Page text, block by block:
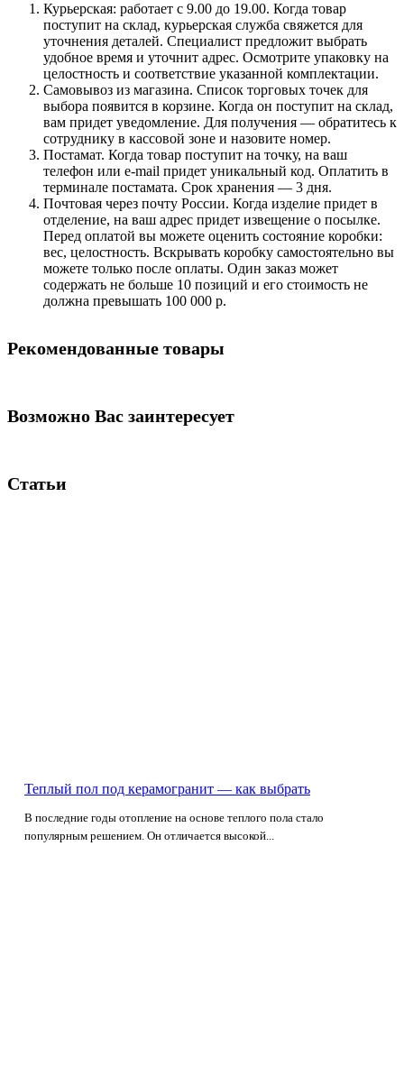
Курьерская: работает с 9.00 до 19.00. Когда товар
поступит на склад, курьерская служба свяжется для
уточнения деталей. Специалист предложит выбрать
удобное время и уточнит адрес. Осмотрите упаковку на
целостность и соответствие указанной комплектации.
Самовывоз из магазина. Список торговых точек для
выбора появится в корзине. Когда он поступит на склад,
вам придет уведомление. Для получения — обратитесь к
сотруднику в кассовой зоне и назовите номер.
Постамат. Когда товар поступит на точку, на ваш
телефон или e-mail придет уникальный код. Оплатить в
терминале постамата. Срок хранения — 3 дня.
Почтовая через почту России. Когда изделие придет в
отделение, на ваш адрес придет извещение о посылке.
Перед оплатой вы можете оценить состояние коробки:
вес, целостность. Вскрывать коробку самостоятельно вы
можете только после оплаты. Один заказ может
содержать не больше 10 позиций и его стоимость не
должна превышать 100 000 р.
Рекомендованные товары
Возможно Вас заинтересует
Статьи
Теплый пол под керамогранит — как выбрать
В последние годы отопление на основе теплого пола стало
популярным решением. Он отличается высокой...